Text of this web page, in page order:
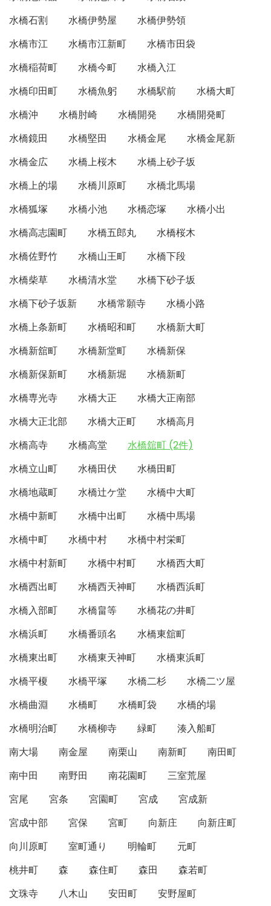
水橋石割
水橋伊勢屋
水橋伊勢領
水橋市江
水橋市江新町
水橋市田袋
水橋稲荷町
水橋今町
水橋入江
水橋印田町
水橋魚躬 水橋駅前
水橋大町
水橋沖
水橋肘崎 水橋開発
水橋開発町
水橋鏡田
水橋堅田 水橋金尾
水橋金尾新
水橋金広
水橋上桜木
水橋上砂子坂
水橋上的場
水橋川原町
水橋北馬場
水橋狐塚
水橋小池 水橋恋塚
水橋小出
水橋高志園町
水橋五郎丸
水橋桜木
水橋佐野竹
水橋山王町
水橋下段
水橋柴草
水橋清水堂
水橋下砂子坂
水橋下砂子坂新
水橋常願寺
水橋小路
水橋上条新町
水橋昭和町
水橋新大町
水橋新舘町
水橋新堂町
水橋新保
水橋新保新町
水橋新堀
水橋新町
水橋専光寺
水橋大正
水橋大正南部
水橋大正北部
水橋大正町
水橋高月
水橋高寺
水橋高堂
水橋舘町 (2件)
水橋立山町
水橋田伏
水橋田町
水橋地蔵町
水橋辻ケ堂
水橋中大町
水橋中新町
水橋中出町
水橋中馬場
水橋中町
水橋中村
水橋中村栄町
水橋中村新町
水橋中村町
水橋西大町
水橋西出町
水橋西天神町
水橋西浜町
水橋入部町
水橋畠等
水橋花の井町
水橋浜町
水橋番頭名
水橋東舘町
水橋東出町
水橋東天神町
水橋東浜町
水橋平榎
水橋平塚 水橋二杉
水橋二ツ屋
水橋曲淵
水橋町 水橋町袋
水橋的場
水橋明治町
水橋柳寺 緑町
湊入船町
南大場
南金屋 南栗山 南新町
南田町
南中田
南野田 南花園町
三室荒屋
宮尾
宮条 宮園町 宮成
宮成新
宮成中部
宮保 宮町 向新庄
向新庄町
向川原町
室町通り 明輪町
元町
桃井町
森 森住町 森田
森若町
文珠寺
八木山 安田町 安野屋町